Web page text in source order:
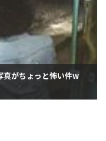
真がちょっと怖い件w